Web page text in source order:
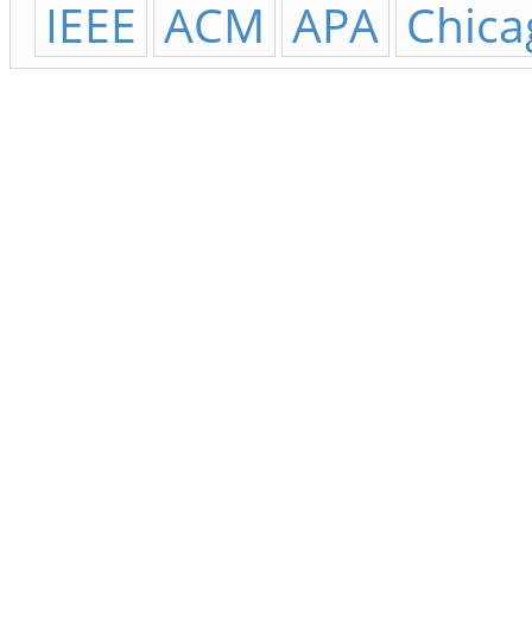
IEEE ACM APA